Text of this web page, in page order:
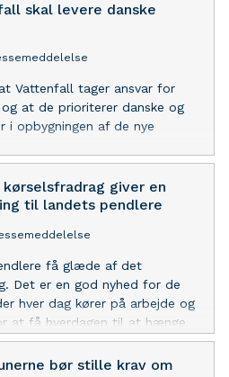
skal levere danske
Vattenfall tager ansvar for
at de prioriterer danske og
i opbygningen af de nye
giver en
til landets pendlere
få glæde af det
Det er en god nyhed for de
hver dag kører på arbejde og
at få hverdagen til at hænge
bør stille krav om